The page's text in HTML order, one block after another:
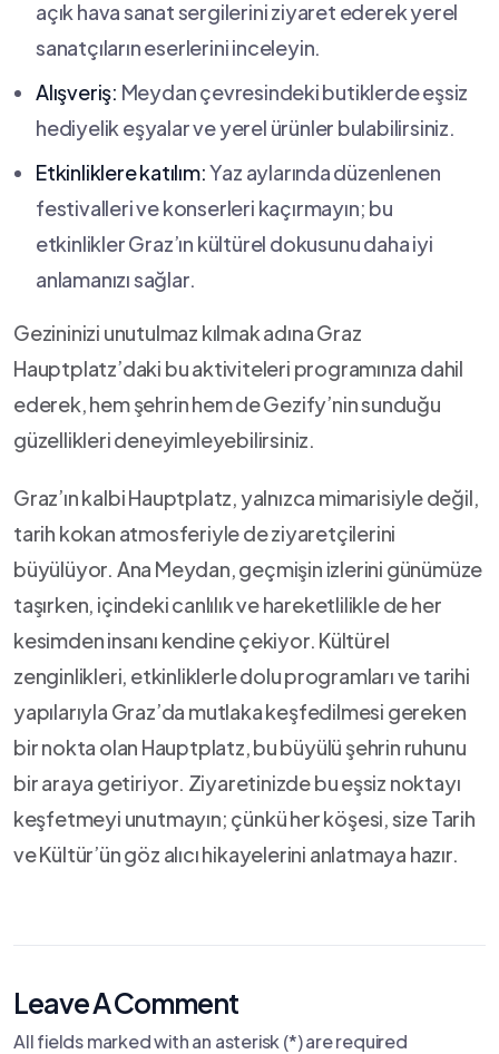
‍açık hava ⁢sanat sergilerini ziyaret ederek yerel
sanatçıların ‍eserlerini ‌inceleyin.
Alışveriş: ⁣Meydan çevresindeki⁣ butiklerde eşsiz
hediyelik eşyalar ve yerel ürünler ⁢bulabilirsiniz.
Etkinliklere⁣ katılım:Yaz aylarında ⁣düzenlenen
festivalleri ve​ konserleri kaçırmayın; bu
⁣etkinlikler ‍Graz’ın kültürel dokusunu daha iyi
anlamanızı​ sağlar.
Gezininizi unutulmaz kılmak adına Graz
Hauptplatz’daki bu aktiviteleri programınıza dahil
ederek, hem‍ şehrin hem ⁣de ⁢Gezify’nin sunduğu
güzellikleri deneyimleyebilirsiniz.
Graz’ın kalbi Hauptplatz,‍ yalnızca mimarisiyle değil,
tarih kokan atmosferiyle ⁣de ‍ziyaretçilerini
büyülüyor. Ana Meydan, geçmişin izlerini günümüze
taşırken, içindeki canlılık ⁣ve hareketlilikle de her
kesimden‌ insanı ⁢kendine çekiyor. ⁣Kültürel
zenginlikleri, etkinliklerle dolu⁢ programları ve ‌tarihi
yapılarıyla ‍Graz’da mutlaka keşfedilmesi gereken
‌bir nokta olan⁤ Hauptplatz, ⁤bu ⁣büyülü şehrin ruhunu
bir araya ⁣getiriyor. Ziyaretinizde‍ bu ⁣eşsiz noktayı
⁤keşfetmeyi unutmayın; çünkü her köşesi, size Tarih
ve Kültür’ün göz alıcı hikayelerini anlatmaya hazır.
Leave A Comment
All fields marked with an asterisk (*) are required